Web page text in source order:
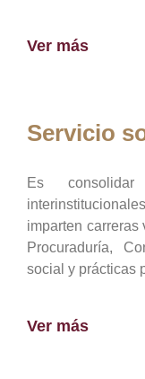
Ver más
Servicio
Es
imparten
Procuraduría,
social y prácticas
Ver más